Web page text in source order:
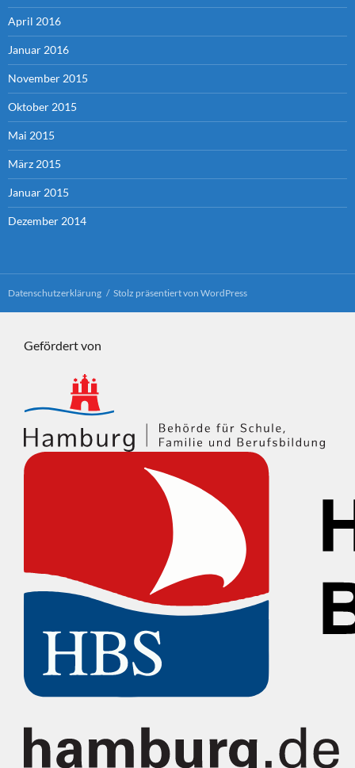
April 2016
Januar 2016
November 2015
Oktober 2015
Mai 2015
März 2015
Januar 2015
Dezember 2014
Datenschutzerklärung Stolz präsentiert von WordPress
Gefördert von